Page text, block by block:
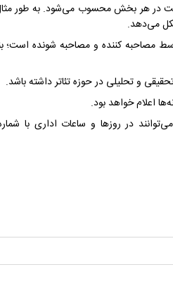
آغاز رقابت در هر بخش محسوب می‌شود. به طور
مصاحبه‌ کننده و مصاحبه شونده است؛
در روزها و ساعات اداری با